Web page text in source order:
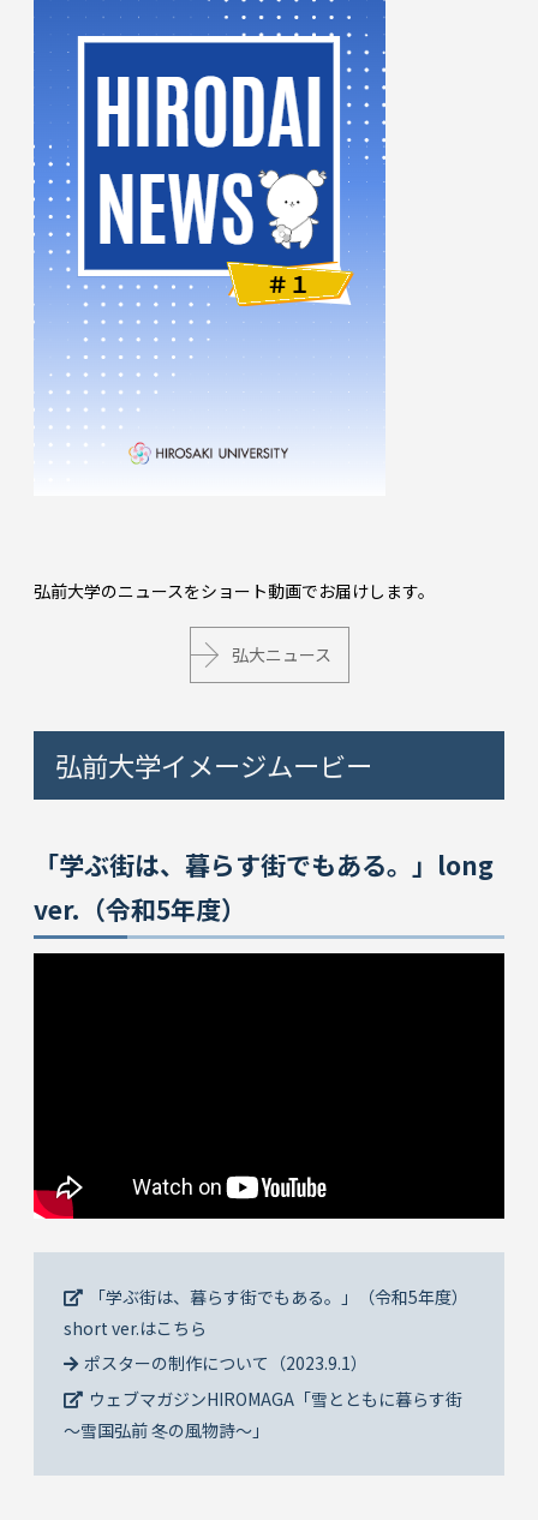
弘前大学のニュースをショート動画でお届けします。
弘大ニュース
弘前大学イメージムービー
「学ぶ街は、暮らす街でもある。」long
ver.（令和5年度）
「学ぶ街は、暮らす街でもある。」（令和5年度）
short ver.はこちら
ポスターの制作について（2023.9.1）
ウェブマガジンHIROMAGA「雪とともに暮らす街
～雪国弘前 冬の風物詩～」